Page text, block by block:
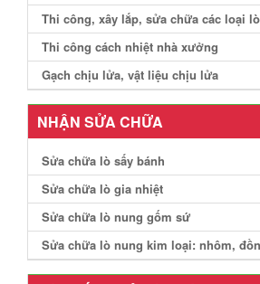
Thi công, xây lắp, sửa chữa các loại
Thi công cách nhiệt nhà xưởng
Gạch chịu lửa, vật liệu chịu lửa
NHẬN SỬA CHỮA
Sửa chữa lò sấy bánh
Sửa chữa lò gia nhiệt
Sửa chữa lò nung gốm sứ
Sửa chữa lò nung kim loại: nhôm,